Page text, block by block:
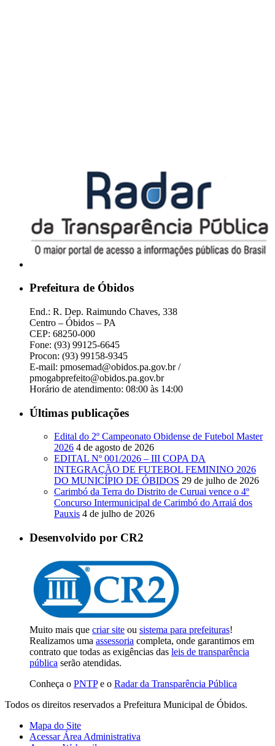
Prefeitura de Óbidos
End.: R. Dep. Raimundo Chaves, 338
Centro – Óbidos – PA
CEP: 68250-000
Fone: (93) 99125-6645
Procon: (93) 99158-9345
E-mail: pmosemad@obidos.pa.gov.br /
pmogabprefeito@obidos.pa.gov.br
Horário de atendimento: 08:00 às 14:00
Últimas publicações
Edital do 2º Campeonato Obidense de Futebol Master
2026 4 de agosto de 2026
EDITAL Nº 001/2026 – III COPA DA
INTEGRAÇÃO DE FUTEBOL FEMININO 2026
DO MUNICÍPIO DE ÓBIDOS 29 de julho de 2026
Carimbó da Terra do Distrito de Curuai vence o 4º
Concurso Intermunicipal de Carimbó do Arraiá dos
Pauxis 4 de julho de 2026
Desenvolvido por CR2
Muito mais que criar site ou sistema para prefeituras!
Realizamos uma assessoria completa, onde garantimos em
contrato que todas as exigências das leis de transparência
pública serão atendidas.
Conheça o PNTPe o Radar da Transparência Pública
Todos os direitos reservados a Prefeitura Municipal de Óbidos.
Mapa do Site
Acessar Área Administrativa